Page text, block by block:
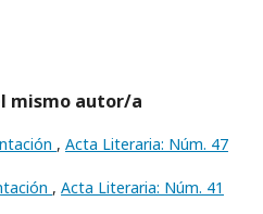
mismo autor/a
, Acta Literaria: Núm. 47
, Acta Literaria: Núm. 41